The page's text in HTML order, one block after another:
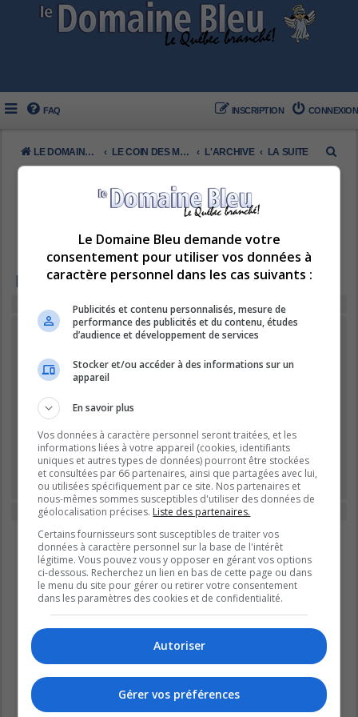
FAQ CONNEXION
INSCRIPTION
LE DOMAINE BLEU LE COIN DES MEMBRES L'ARCHIVE LA SUITE
e
LA SUITE
Vous ne pouvez pas voir ou consulter les sujets de ce forum.
CONNEXION•INSCRIPTION
Masquer ma présence lors de cette session
Cette catégorie ne contient aucun forum.
Le Domaine Bleu demande votre
consentement pour utiliser vos données à
caractère personnel dans les cas suivants :
Publicités et contenu personnalisés, mesure de
performance des publicités et du contenu, études
d’audience et développement de services
Stocker et/ou accéder à des informations sur un
appareil
En savoir plus
Vos données à caractère personnel seront traitées, et les
informations liées à votre appareil (cookies, identifiants
uniques et autres types de données) pourront être stockées
et consultées par 66 partenaires, ainsi que partagées avec lui,
ou utilisées spécifiquement par ce site. Nos partenaires et
nous-mêmes sommes susceptibles d'utiliser des données de
géolocalisation précises. Liste des partenaires.
Certains fournisseurs sont susceptibles de traiter vos
données à caractère personnel sur la base de l'intérêt
légitime. Vous pouvez vous y opposer en gérant vos options
ci-dessous. Recherchez un lien en bas de cette page ou dans
le menu du site pour gérer ou retirer votre consentement
dans les paramètres des cookies et de confidentialité.
Autoriser
Gérer vos préférences